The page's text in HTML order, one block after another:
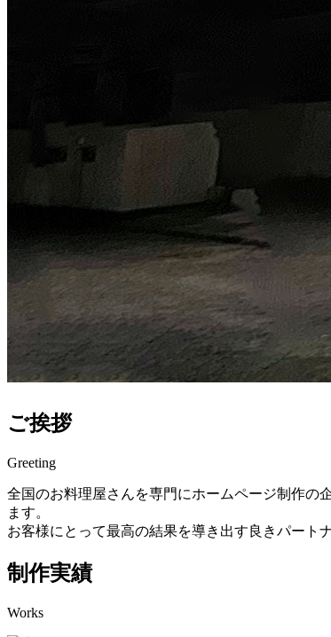
ご挨拶
Greeting
全国のお料理屋さんを専門にホームページ制作の
ます。
お客様にとって最高の結果を導き出す良きパート
制作実績
Works